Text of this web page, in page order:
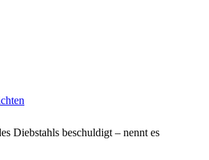
Diebstahls beschuldigt – nennt es